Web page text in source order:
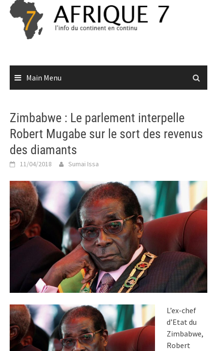
Skip
content
Main Menu
Zimbabwe : Le parlement interpelle
Robert Mugabe sur le sort des revenus
des diamants
11/04/2018 Sumai Issa
L’ex-chef
d’Etat du
Zimbabwe,
Robert